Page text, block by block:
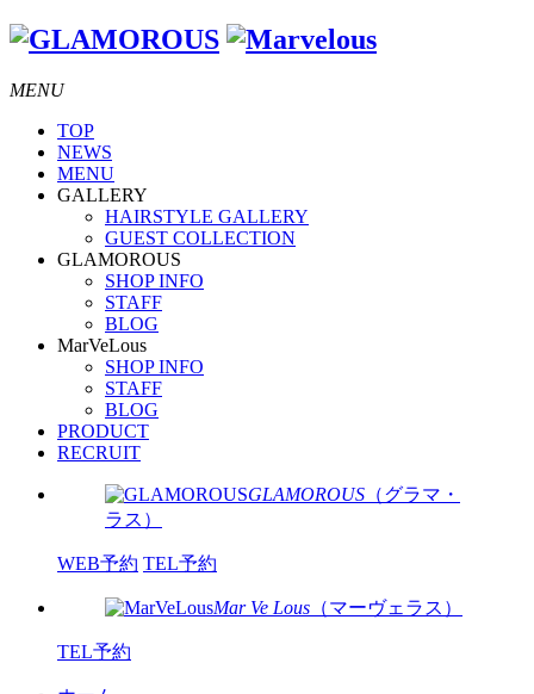
MENU
TOP
NEWS
MENU
GALLERY
HAIRSTYLE GALLERY
GUEST COLLECTION
GLAMOROUS
SHOP INFO
STAFF
BLOG
MarVeLous
SHOP INFO
STAFF
BLOG
PRODUCT
RECRUIT
GLAMOROUS （グラマ・
ラス）
WEB予約 TEL予約
Mar Ve Lous （マーヴェラス）
TEL予約